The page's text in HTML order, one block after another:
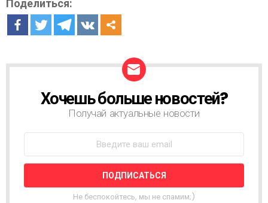
Поделиться:
О
Т
Н
Я
Хочешь больше новостей?
Получай актуальные новости
Не беспокойтесь, мы не спамим;)